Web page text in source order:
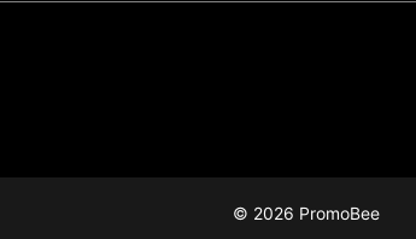
© 2026 PromoBee